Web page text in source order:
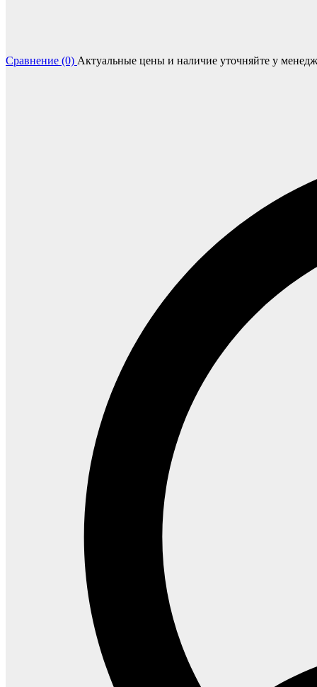
Сравнение (0) Актуальные цены и наличие уточняйте у